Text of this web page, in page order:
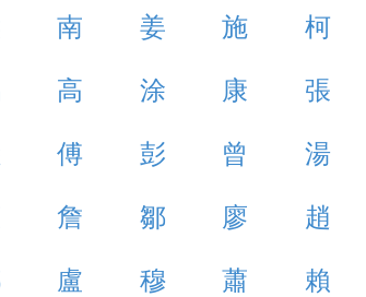
南 姜 施 柯
高 涂 康 張
傅 彭 曾 湯
詹 鄒 廖 趙
盧 穆 蕭 賴